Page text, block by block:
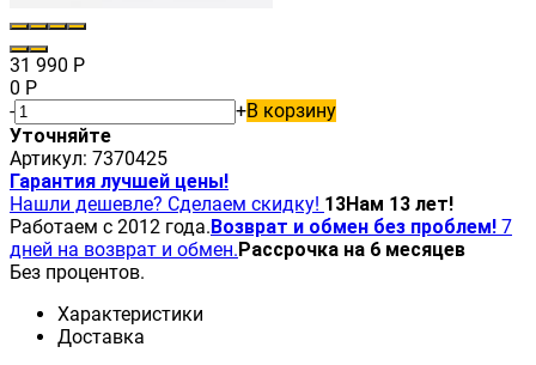
31 990 Р
0 Р
-
+В корзину
Уточняйте
Артикул: 7370425
Гарантия лучшей цены!
Нашли дешевле? Сделаем скидку! 13Нам 13 лет!
Работаем с 2012 года.Возврат и обмен без проблем! 7
дней на возврат и обмен.Рассрочка на 6 месяцев
Без процентов.
Характеристики
Доставка